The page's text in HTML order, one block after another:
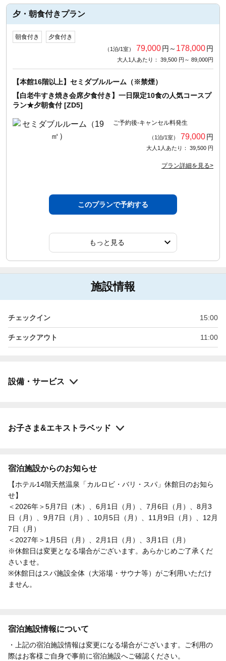
夕・朝食付きプラン
朝食付き 夕食付き
（1泊/1室） 79,000円～ 178,000円
大人1人あたり： 39,500 円～ 89,000円
【本館16階以上】セミダブルルーム（※禁煙）
【白老牛すき焼き会席夕食付き】一日限定10食の人気コースプ
ラン★夕朝食付 [ZD5]
ご予約後-キャンセル料発生
（1泊/1室） 79,000円
大人1人あたり： 39,500 円
プラン詳細を見る>
このプランで予約する
もっと見る
施設情報
チェックイン 15:00
チェックアウト 11:00
設備・サービス
お子さま&エキストラベッド
宿泊施設からのお知らせ
【ホテル14階天然温泉「カルロビ・バリ・スパ」休館日のお知ら
せ】
＜2026年＞5月7日（木）、6月1日（月）、7月6日（月）、8月3
日（月）、9月7日（月）、10月5日（月）、11月9日（月）、12月
7日（月）
＜2027年＞1月5日（月）、2月1日（月）、3月1日（月）
※休館日は変更となる場合がございます。あらかじめご了承くだ
さいませ。
※休館日はスパ施設全体（大浴場・サウナ等）がご利用いただけ
ません。
宿泊施設情報について
・上記の宿泊施設情報は変更になる場合がございます。ご利用の
際はお客様ご自身で事前に宿泊施設へご確認ください。